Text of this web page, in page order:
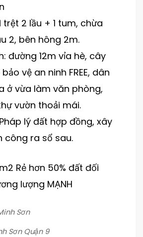
trệt 2 lầu + 1 tum, chừa
2, bên hông 2m.
đường 12m vỉa hè, cây
vệ an ninh FREE, dân
ở vừa làm văn phòng,
vườn thoải mái.
lý đất hợp đồng, xây
công ra sổ sau.
Rẻ hơn 50% đất đối
lượng MẠNH
Sơn Quận 9